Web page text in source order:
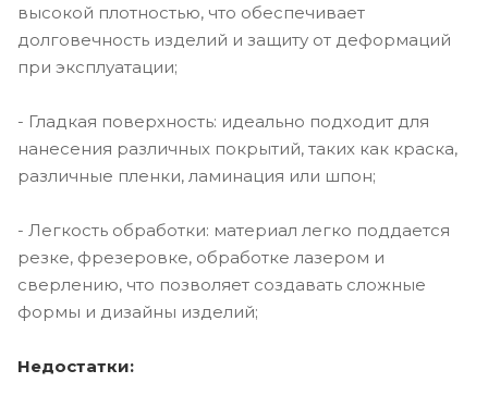
высокой плотностью, что обеспечивает
долговечность изделий и защиту от деформаций
при эксплуатации;
- Гладкая поверхность: идеально подходит для
нанесения различных покрытий, таких как краска,
различные пленки, ламинация или шпон;
- Легкость обработки: материал легко поддается
резке, фрезеровке, обработке лазером и
сверлению, что позволяет создавать сложные
формы и дизайны изделий;
Недостатки: